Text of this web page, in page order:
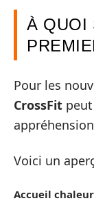
À QUOI
Pour les
CrossFit
Voici un
Accueil